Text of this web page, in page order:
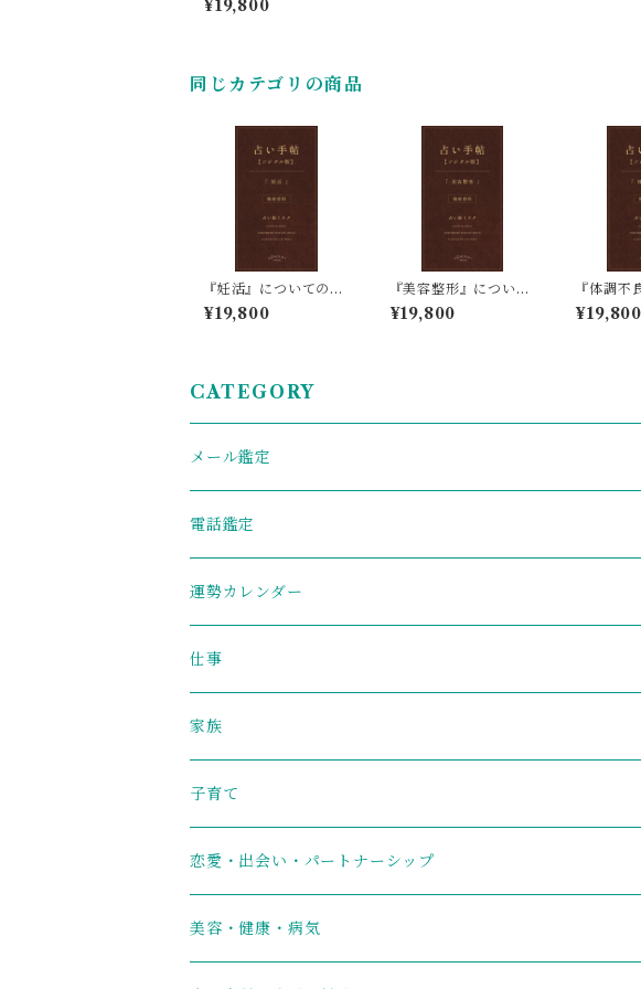
命占い鑑定
¥19,800
同じカテゴリの商品
『妊活』についての四
柱推命占い鑑定
¥19,800
『美容整形』について
の四柱推命占い鑑定
¥19,800
『体調不
の四柱推
¥19,800
CATEGORY
メール鑑定
電話鑑定
運勢カレンダー
仕事
家族
子育て
恋愛・出会い・パートナーシップ
美容・健康・病気